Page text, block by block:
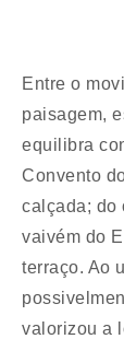
Entre o
paisagem,
equilibra
Convento
calçada; do
vaivém do
terraço. Ao
valorizou a